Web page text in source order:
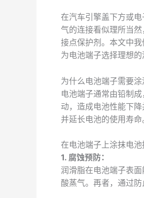
在汽车引擎盖下方或
气的连接看似理所当
接点保护剂。本文中
为电池端子选择理想的
为什么电池端子需要涂
电池端子通常由铅制
动，造成电池性能下
并延长电池的使用寿命
在电池端子上涂抹电池
1. 腐蚀预防：
润滑脂在电池端子表
酸蒸气。再者，通过